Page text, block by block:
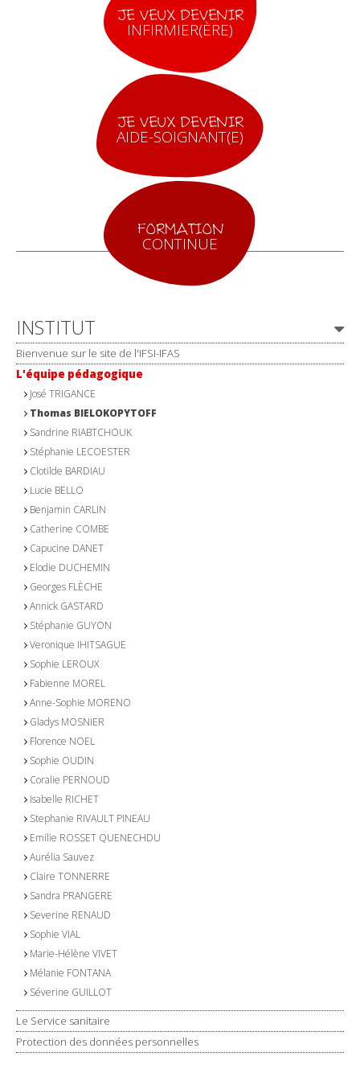
JE VEUX DEVENIR
INFIRMIER(ÈRE)
JE VEUX DEVENIR
AIDE-SOIGNANT(E)
FORMATION
CONTINUE
Navigation
INSTITUT
Bienvenue sur le site de l'IFSI-IFAS
L'équipe pédagogique
José TRIGANCE
Thomas BIELOKOPYTOFF
Sandrine RIABTCHOUK
Stéphanie LECOESTER
Clotilde BARDIAU
Lucie BELLO
Benjamin CARLIN
Catherine COMBE
Capucine DANET
Elodie DUCHEMIN
Georges FLÈCHE
Annick GASTARD
Stéphanie GUYON
Veronique IHITSAGUE
Sophie LEROUX
Fabienne MOREL
Anne-Sophie MORENO
Gladys MOSNIER
Florence NOEL
Sophie OUDIN
Coralie PERNOUD
Isabelle RICHET
Stephanie RIVAULT PINEAU
Emilie ROSSET QUENECHDU
Aurélia Sauvez
Claire TONNERRE
Sandra PRANGERE
Severine RENAUD
Sophie VIAL
Marie-Hélène VIVET
Mélanie FONTANA
Séverine GUILLOT
Le Service sanitaire
Protection des données personnelles